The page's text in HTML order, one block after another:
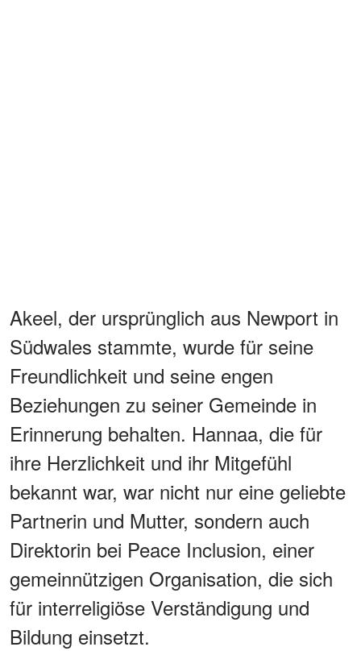
Akeel, der ursprünglich aus Newport in
Südwales stammte, wurde für seine
Freundlichkeit und seine engen
Beziehungen zu seiner Gemeinde in
Erinnerung behalten. Hannaa, die für
ihre Herzlichkeit und ihr Mitgefühl
bekannt war, war nicht nur eine geliebte
Partnerin und Mutter, sondern auch
Direktorin bei Peace Inclusion, einer
gemeinnützigen Organisation, die sich
für interreligiöse Verständigung und
Bildung einsetzt.